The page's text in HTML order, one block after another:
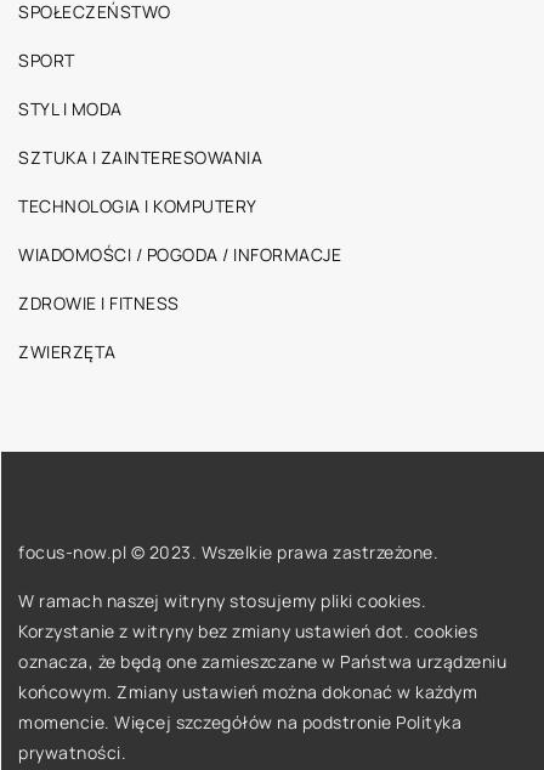
SPOŁECZEŃSTWO
SPORT
STYL I MODA
SZTUKA I ZAINTERESOWANIA
TECHNOLOGIA I KOMPUTERY
WIADOMOŚCI / POGODA / INFORMACJE
ZDROWIE I FITNESS
ZWIERZĘTA
focus-now.pl © 2023. Wszelkie prawa zastrzeżone.
W ramach naszej witryny stosujemy pliki cookies.
Korzystanie z witryny bez zmiany ustawień dot. cookies
oznacza, że będą one zamieszczane w Państwa urządzeniu
końcowym. Zmiany ustawień można dokonać w każdym
momencie. Więcej szczegółów na podstronie Polityka
prywatności.